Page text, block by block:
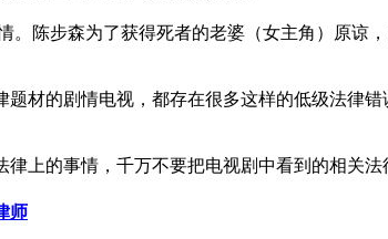
。陈步森为了获得死者的老婆（女主角）原谅
材的剧情电视，都存在很多这样的低级法律
律上的事情，千万不要把电视剧中看到的相关
师